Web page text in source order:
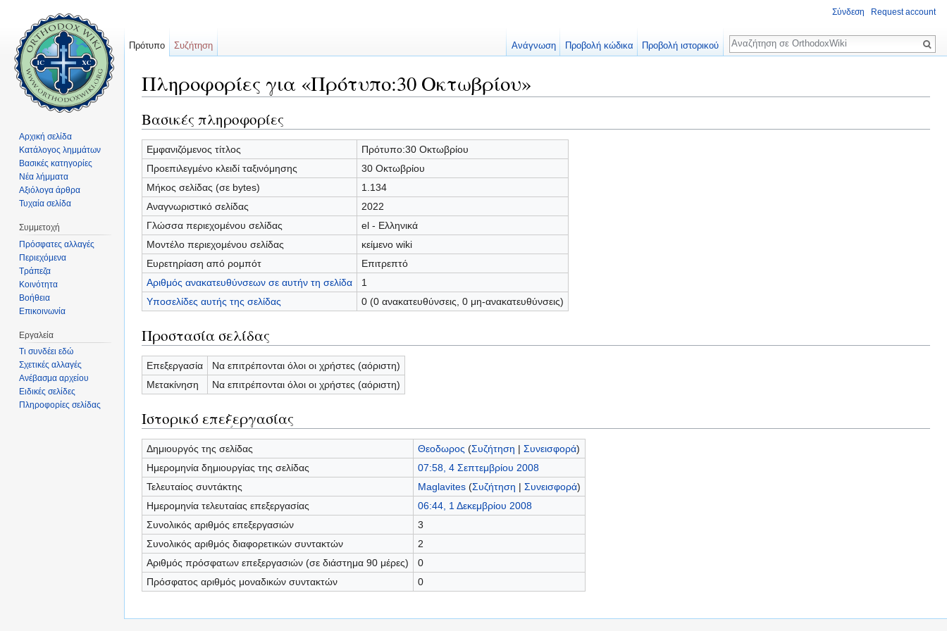
Πληροφορίες για «Πρότυπο:30 Οκτωβρίου»
Βασικές πληροφορίες
Εμφανιζόμενος τίτλος
Πρότυπο:30 Οκτωβρίου
Προεπιλεγμένο κλειδί ταξινόμησης
30 Οκτωβρίου
Μήκος σελίδας (σε bytes)
1.134
Αναγνωριστικό σελίδας
2022
Γλώσσα περιεχομένου σελίδας
el - Ελληνικά
Μοντέλο περιεχομένου σελίδας
κείμενο wiki
Ευρετηρίαση από ρομπότ
Επιτρεπτό
Αριθμός ανακατευθύνσεων σε αυτήν τη σελίδα
1
Υποσελίδες αυτής της σελίδας
0 (0 ανακατευθύνσεις, 0 μη-ανακατευθύνσεις)
Προστασία σελίδας
Επεξεργασία
Να επιτρέπονται όλοι οι χρήστες (αόριστη)
Μετακίνηση
Να επιτρέπονται όλοι οι χρήστες (αόριστη)
Ιστορικό επεξεργασίας
Δημιουργός της σελίδας Θεοδωρος (Συζήτηση | Συνεισφορά)
Ημερομηνία δημιουργίας της σελίδας
07:58, 4 Σεπτεμβρίου 2008
Τελευταίος συντάκτης
Maglavites (Συζήτηση | Συνεισφορά)
Ημερομηνία τελευταίας επεξεργασίας
06:44, 1 Δεκεμβρίου 2008
Συνολικός αριθμός επεξεργασιών
3
Συνολικός αριθμός διαφορετικών συντακτών
2
Αριθμός πρόσφατων επεξεργασιών (σε διάστημα 90 μέρες)
0
Πρόσφατος αριθμός μοναδικών συντακτών
0
Σύνδεση Request account
Πρότυπο Συζήτηση Ανάγνωση Προβολή κώδικα Προβολή ιστορικού
Αναζήτηση
Αρχική σελίδα
Κατάλογος λημμάτων
Βασικές κατηγορίες
Νέα λήμματα
Αξιόλογα άρθρα
Τυχαία σελίδα
Συμμετοχή
Πρόσφατες αλλαγές
Περιεχόμενα
Τράπεζα
Κοινότητα
Βοήθεια
Επικοινωνία
Εργαλεία
Τι συνδέει εδώ
Σχετικές αλλαγές
Ανέβασμα αρχείου
Ειδικές σελίδες
Πληροφορίες σελίδας